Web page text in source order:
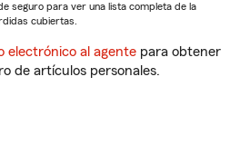
seguro para ver una lista completa de la
cubiertas.
electrónico al agente para obtener
de artículos personales.